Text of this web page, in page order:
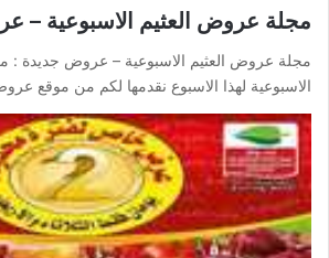
مجلة عروض العثيم الاسبوعية –
مجلة عروض العثيم الاسبوعية – عروض جديدة :
الاسبوعية لهذا الاسبوع نقدمها لكم من موقع